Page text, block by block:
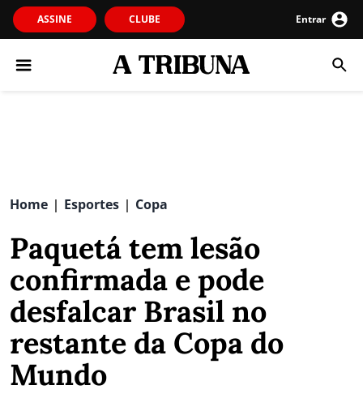
ASSINE CLUBE Entrar
Home | Esportes | Copa
Paquetá tem lesão
confirmada e pode
desfalcar Brasil no
restante da Copa do
Mundo